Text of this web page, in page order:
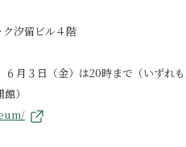
汐留ビル４階
月３日（金）は20時まで（いずれも
）